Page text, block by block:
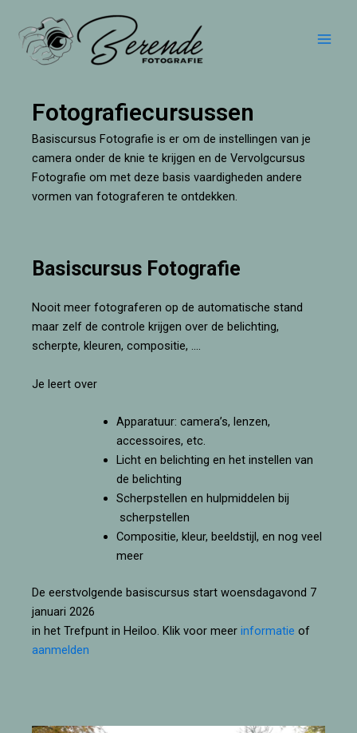
naar
inhoud
Fotografiecursussen
Basiscursus Fotografie is er om de instellingen van je
camera onder de knie te krijgen en de Vervolgcursus
Fotografie om met deze basis vaardigheden andere
vormen van fotograferen te ontdekken.
Basiscursus Fotografie
Nooit meer fotograferen op de automatische stand
maar zelf de controle krijgen over de belichting,
scherpte, kleuren, compositie, ….
Je leert over
Apparatuur: camera’s, lenzen,
accessoires, etc.
Licht en belichting en het instellen van
de belichting
Scherpstellen en hulpmiddelen bij
scherpstellen
Compositie, kleur, beeldstijl, en nog veel
meer
De eerstvolgende basiscursus start woensdagavond 7
januari 2026
in het Trefpunt in Heiloo. Klik voor meer informatie of
aanmelden